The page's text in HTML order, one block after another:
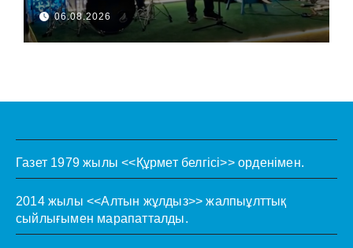
06.08.2026
Газет 1979 жылы <<Құрмет белгісі>> орденімен.
2014 жылы <<Алтын жұлдыз>> жалпыұлттық
сыйлығымен марапатталды.